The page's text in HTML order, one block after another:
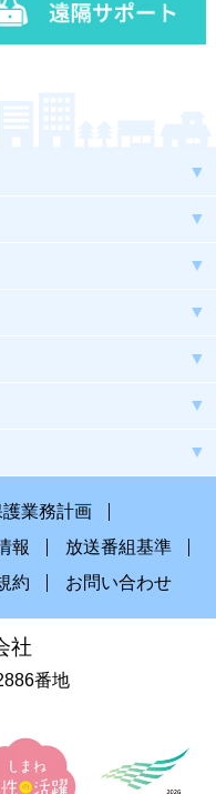
護業務計画
報
放送番組基準
約 お問い合わせ
社
番地